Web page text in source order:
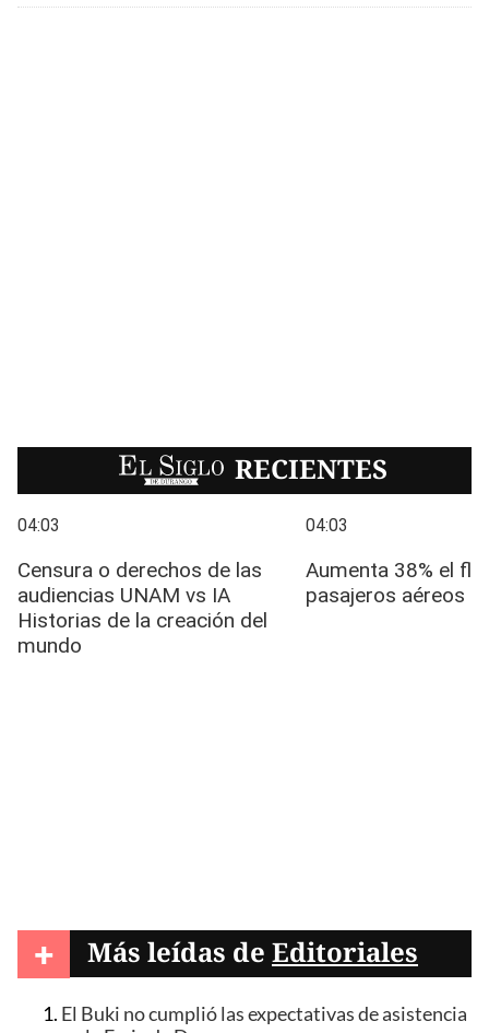
EL SIGLO RECIENTES
+ Más leídas de Editoriales
El Buki no cumplió las expectativas de asistencia